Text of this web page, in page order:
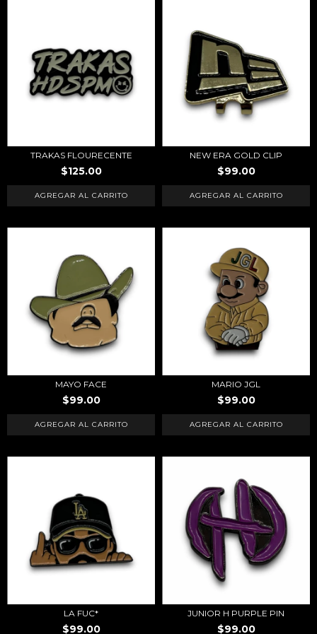
TRAKAS FLOURECENTE
$125.00
NEW ERA GOLD CLIP
$99.00
MAYO FACE
$99.00
MARIO JGL
$99.00
LA FUC*
$99.00
JUNIOR H PURPLE PIN
$99.00